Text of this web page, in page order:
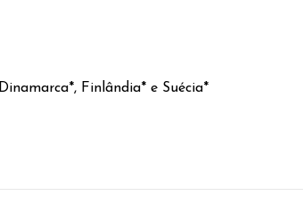
Dinamarca*, Finlândia* e Suécia*